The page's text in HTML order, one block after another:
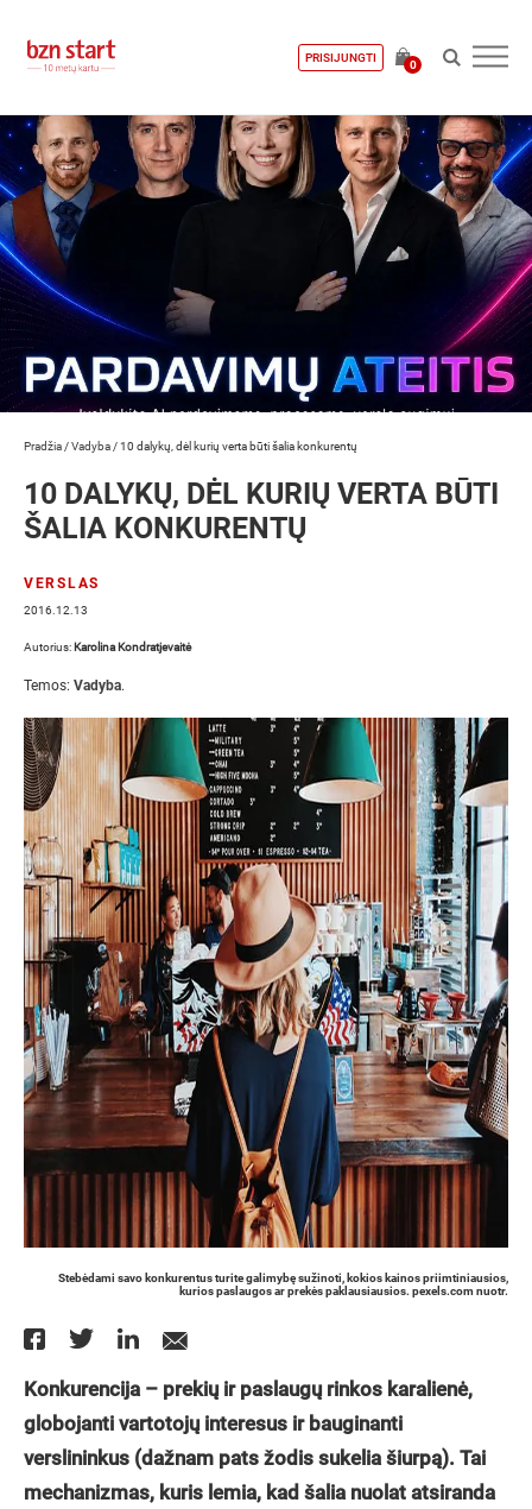
PRISIJUNGTI
0
Pradžia /Vadyba /10 dalykų, dėl kurių verta būti šalia konkurentų
10 DALYKŲ, DĖL KURIŲ VERTA BŪTI
ŠALIA KONKURENTŲ
VERSLAS
2016.12.13
Autorius: Karolina Kondratjevaitė
Temos: Vadyba.
Stebėdami savo konkurentus turite galimybę sužinoti, kokios kainos priimtiniausios,
kurios paslaugos ar prekės paklausiausios. pexels.com nuotr.
Konkurencija – prekių ir paslaugų rinkos karalienė,
globojanti vartotojų interesus ir bauginanti
verslininkus (dažnam pats žodis sukelia šiurpą). Tai
mechanizmas, kuris lemia, kad šalia nuolat atsiranda